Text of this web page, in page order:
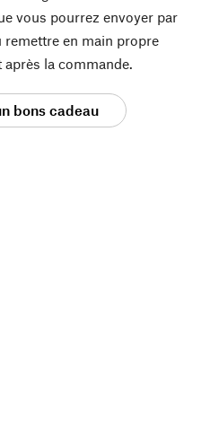
vous pourrez envoyer par
en main propre
la commande.
bons cadeau